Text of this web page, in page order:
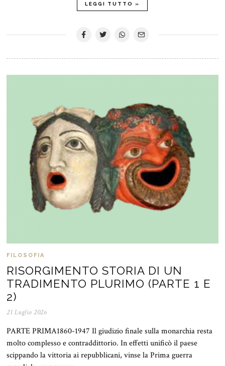
LEGGI TUTTO »
FILOSOFIA
RISORGIMENTO STORIA DI UN
TRADIMENTO PLURIMO (PARTE 1 E
2)
21 Luglio 2026
PARTE PRIMA1860-1947 Il giudizio finale sulla monarchia resta
molto complesso e contraddittorio. In effetti unificò il paese
scippando la vittoria ai repubblicani, vinse la Prima guerra